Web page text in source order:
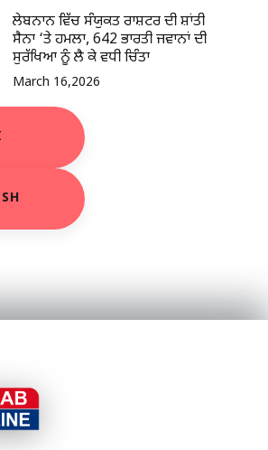
ਲੇਬਨਾਨ ਵਿੱਚ ਸੰਯੁਕਤ ਰਾਸ਼ਟਰ ਦੀ ਸ਼ਾਂਤੀ
ਸੈਨਾ ‘ਤੇ ਹਮਲਾ, 642 ਭਾਰਤੀ ਜਵਾਨਾਂ ਦੀ
ਸੁਰੱਖਿਆ ਨੂੰ ਲੈ ਕੇ ਵਧੀ ਚਿੰਤਾ
March 16,2026